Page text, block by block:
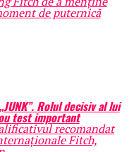
de puternică
Rolul decisiv al lui
test important
recomandat
Fitch,